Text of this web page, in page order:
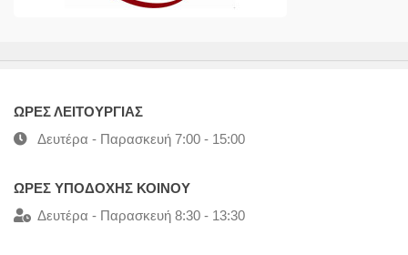
ΩΡΕΣ ΛΕΙΤΟΥΡΓΙΑΣ
Δευτέρα - Παρασκευή 7:00 - 15:00
ΩΡΕΣ ΥΠΟΔΟΧΗΣ ΚΟΙΝΟΥ
Δευτέρα - Παρασκευή 8:30 - 13:30